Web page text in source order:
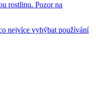
rostlinu. Pozor na
nejvíce vyhýbat používání